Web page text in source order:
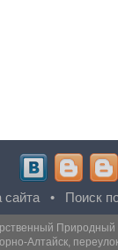
сайта• Поиск
Алтайск,